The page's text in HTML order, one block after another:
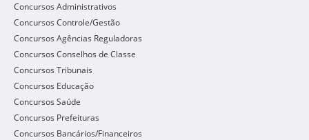
Concursos Administrativos
Concursos Controle/Gestão
Concursos Agências Reguladoras
Concursos Conselhos de Classe
Concursos Tribunais
Concursos Educação
Concursos Saúde
Concursos Prefeituras
Concursos Bancários/Financeiros